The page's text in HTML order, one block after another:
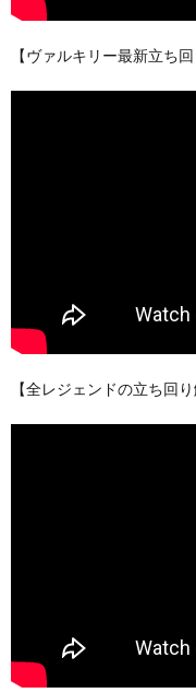
【ヴァルキリー最新立ち
【全レジェンドの立ち回